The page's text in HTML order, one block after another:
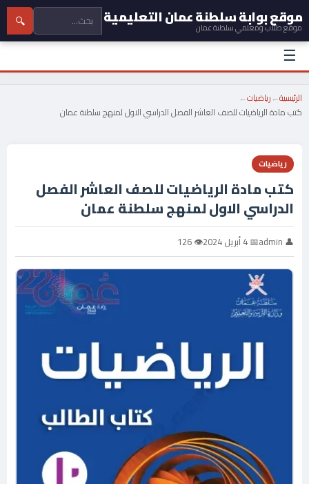
موقع بوابة سلطنة عمان التعليمية
موقع طلاب ومعلمي سلطنة عمان 🔍
☰
الرئيسية←رياضيات←
كتب مادة الرياضيات للصف العاشر الفصل الدراسي الاول لمنهج سلطنة عمان
رياضيات
كتب مادة الرياضيات للصف العاشر الفصل
الدراسي الاول لمنهج سلطنة عمان
👤 admin 📅 4 أبريل 2024 👁 126